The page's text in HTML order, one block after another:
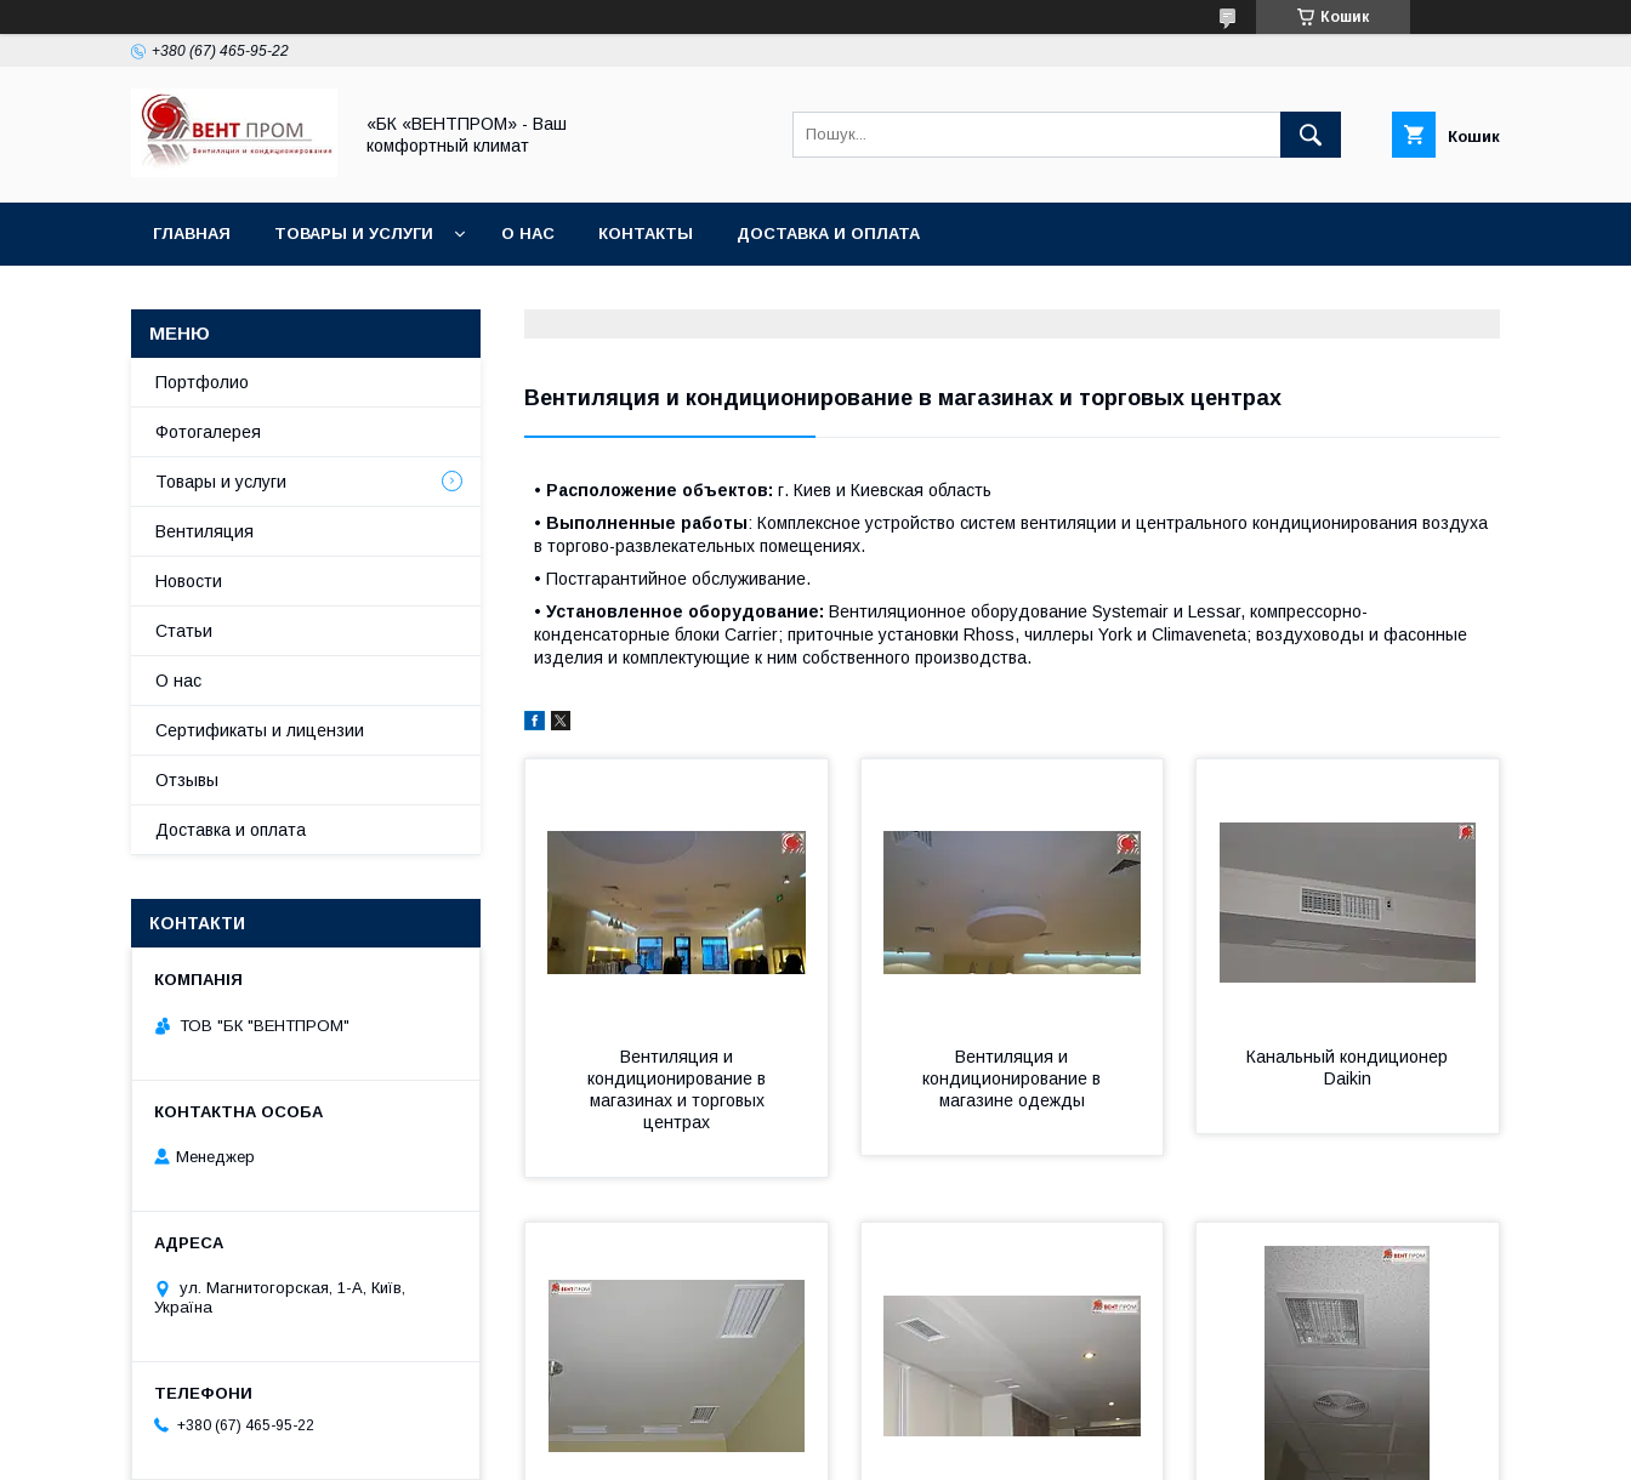
Кошик
+380 (67) 465-95-22
«БК «ВЕНТПРОМ» - Ваш
комфортный климат
Кошик
ГЛАВНАЯ ТОВАРЫ И УСЛУГИ О НАС КОНТАКТЫ ДОСТАВКА И ОПЛАТА
Вентиляция и кондиционирование в магазинах и торговых центрах
• Расположение объектов: г. Киев и Киевская область
• Выполненные работы: Комплексное устройство систем вентиляции и центрального кондиционирования воздуха
в торгово-развлекательных помещениях.
• Постгарантийное обслуживание.
• Установленное оборудование: Вентиляционное оборудование Systemair и Lessar, компрессорно-
конденсаторные блоки Carrier; приточные установки Rhoss, чиллеры York и Climaveneta; воздуховоды и фасонные
изделия и комплектующие к ним собственного производства.
Вентиляция и
кондиционирование в
магазинах и торговых
центрах
Вентиляция и
кондиционирование в
магазине одежды
Канальный кондиционер
Daikin
Портфолио
Фотогалерея
Товары и услуги
Вентиляция
Новости
Статьи
О нас
Сертификаты и лицензии
Отзывы
Доставка и оплата
КОНТАКТИ
ТОВ "БК "ВЕНТПРОМ"
Менеджер
ул. Магнитогорская, 1-А, Київ,
Україна
+380 (67) 465-95-22